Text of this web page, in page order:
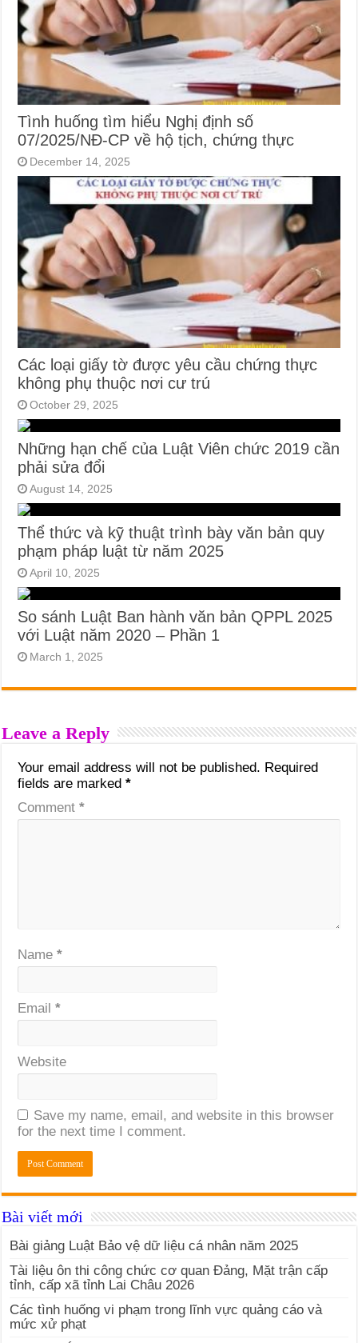
Tình huống tìm hiểu Nghị định số
07/2025/NĐ-CP về hộ tịch, chứng thực
December 14, 2025
Các loại giấy tờ được yêu cầu chứng thực
không phụ thuộc nơi cư trú
October 29, 2025
Những hạn chế của Luật Viên chức 2019 cần
phải sửa đổi
August 14, 2025
Thể thức và kỹ thuật trình bày văn bản quy
phạm pháp luật từ năm 2025
April 10, 2025
So sánh Luật Ban hành văn bản QPPL 2025
với Luật năm 2020 – Phần 1
March 1, 2025
Leave a Reply
Your email address will not be published. Required
fields are marked*
Comment*
Name*
Email*
Website
Save my name, email, and website in this browser
for the next time I comment.
Bài viết mới
Bài giảng Luật Bảo vệ dữ liệu cá nhân năm 2025
Tài liệu ôn thi công chức cơ quan Đảng, Mặt trận cấp
tỉnh, cấp xã tỉnh Lai Châu 2026
Các tình huống vi phạm trong lĩnh vực quảng cáo và
mức xử phạt